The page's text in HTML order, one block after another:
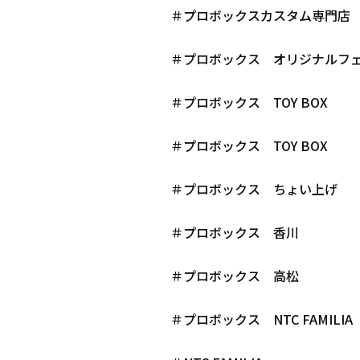
＃プロボックスカスタム専門店
＃プロボックス オリジナルフ
＃プロボックス TOY BOX
＃プロボックス TOY BOX
＃プロボックス ちょい上げ
＃プロボックス 香川
＃プロボックス 高松
＃プロボックス NTC FAMILIA